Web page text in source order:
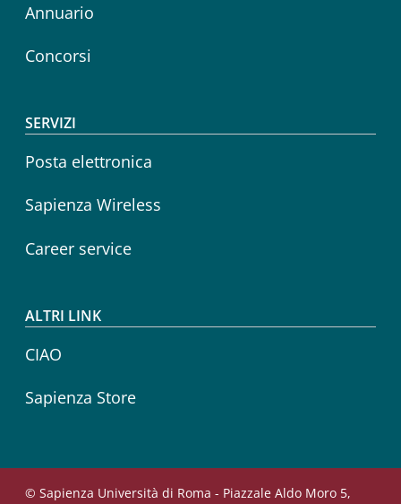
Annuario
Concorsi
SERVIZI
Posta elettronica
Sapienza Wireless
Career service
ALTRI LINK
CIAO
Sapienza Store
© Sapienza Università di Roma - Piazzale Aldo Moro 5,